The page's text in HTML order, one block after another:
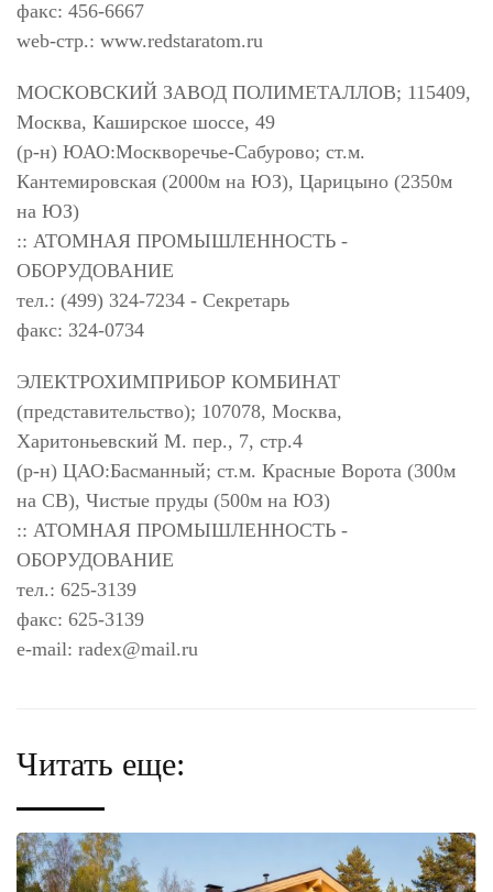
факс: 456-6667
web-стр.: www.redstaratom.ru
МОСКОВСКИЙ ЗАВОД ПОЛИМЕТАЛЛОВ; 115409,
Москва, Каширское шоссе, 49
(р-н) ЮАО:Москворечье-Сабурово; ст.м.
Кантемировская (2000м на ЮЗ), Царицыно (2350м
на ЮЗ)
:: АТОМНАЯ ПРОМЫШЛЕННОСТЬ -
ОБОРУДОВАНИЕ
тел.: (499) 324-7234 - Секретарь
факс: 324-0734
ЭЛЕКТРОХИМПРИБОР КОМБИНАТ
(представительство); 107078, Москва,
Харитоньевский М. пер., 7, стр.4
(р-н) ЦАО:Басманный; ст.м. Красные Ворота (300м
на СВ), Чистые пруды (500м на ЮЗ)
:: АТОМНАЯ ПРОМЫШЛЕННОСТЬ -
ОБОРУДОВАНИЕ
тел.: 625-3139
факс: 625-3139
e-mail: radex@mail.ru
Читать еще: